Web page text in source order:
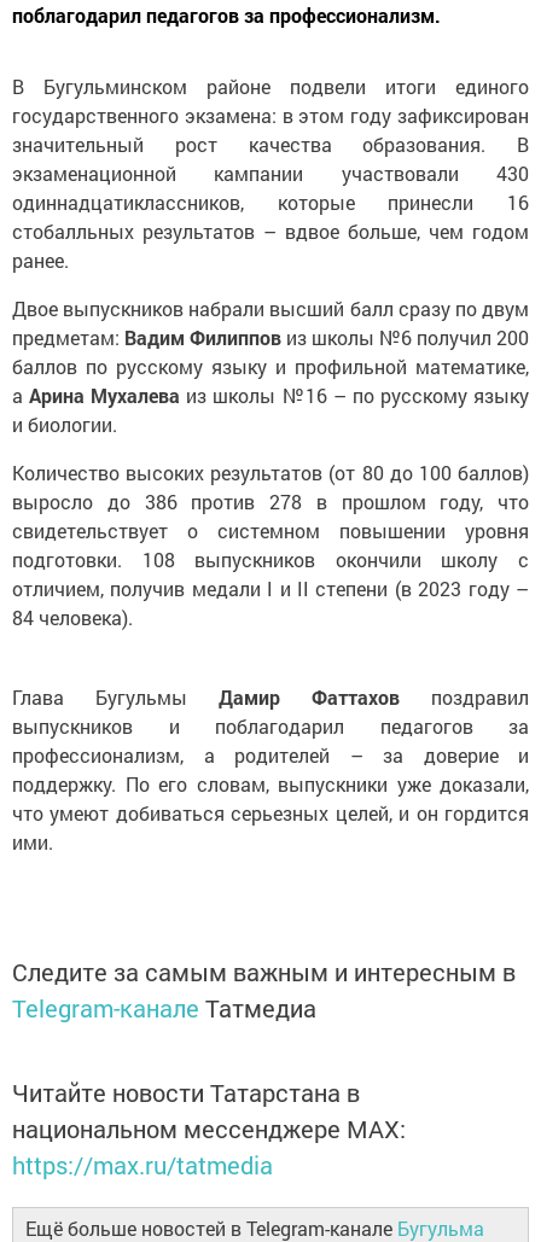
поблагодарил педагогов за профессионализм.
В Бугульминском районе подвели итоги единого
государственного экзамена: в этом году зафиксирован
значительный рост качества образования. В
экзаменационной кампании участвовали 430
одиннадцатиклассников, которые принесли 16
стобалльных результатов – вдвое больше, чем годом
ранее.
Двое выпускников набрали высший балл сразу по двум
предметам: Вадим Филиппов из школы №6 получил 200
баллов по русскому языку и профильной математике,
аАрина Мухалева из школы №16 – по русскому языку
и биологии.
Количество высоких результатов (от 80 до 100 баллов)
выросло до 386 против 278 в прошлом году, что
свидетельствует о системном повышении уровня
подготовки. 108 выпускников окончили школу с
отличием, получив медали I и II степени (в 2023 году –
84 человека).
Глава Бугульмы Дамир Фаттахов поздравил
выпускников и поблагодарил педагогов за
профессионализм, а родителей – за доверие и
поддержку. По его словам, выпускники уже доказали,
что умеют добиваться серьезных целей, и он гордится
ими.
Следите за самым важным и интересным в
Telegram-канале Татмедиа
Читайте новости Татарстана в
национальном мессенджере MАХ:
https://max.ru/tatmedia
Ещё больше новостей в Telegram-канале Бугульма